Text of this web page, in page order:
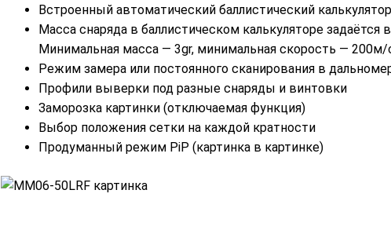
149900 р.Встроенный автоматический баллистический калькулятор
Масса снаряда в баллистическом калькуляторе задаётся в
Минимальная масса — 3gr, минимальная скорость — 200м/
Режим замера или постоянного сканирования в
Профили выверки под разные снаряды и винтовки
Заморозка картинки (отключаемая функция)
Выбор положения сетки на каждой кратности
Продуманный режим PiP (картинка в картинке)